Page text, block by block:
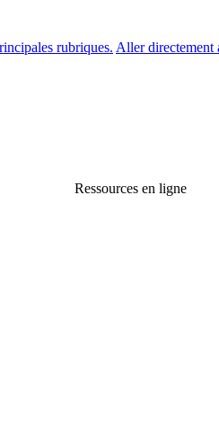
rubriques. Aller directement
Ressources en ligne